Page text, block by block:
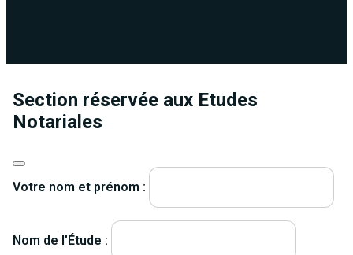
Section réservée aux Etudes
Notariales
Votre nom et prénom :
Nom de l'Étude :